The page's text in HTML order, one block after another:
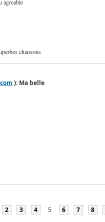
agreable
chansons
): Ma belle
2 3 4 5 6 7 8